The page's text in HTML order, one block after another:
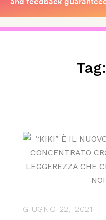
Tag:
GIUGNO 22, 2021